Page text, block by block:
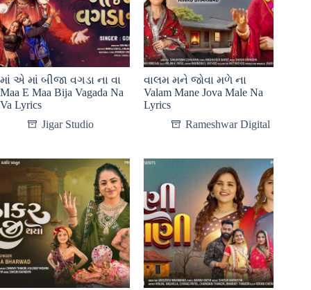
માં એ માં બીજા વગડા ના વા
Maa E Maa Bija Vagada Na
Va Lyrics
Jigar Studio
વાલમ મને જોવા મળે ના
Valam Mane Jova Male Na
Lyrics
Rameshwar Digital